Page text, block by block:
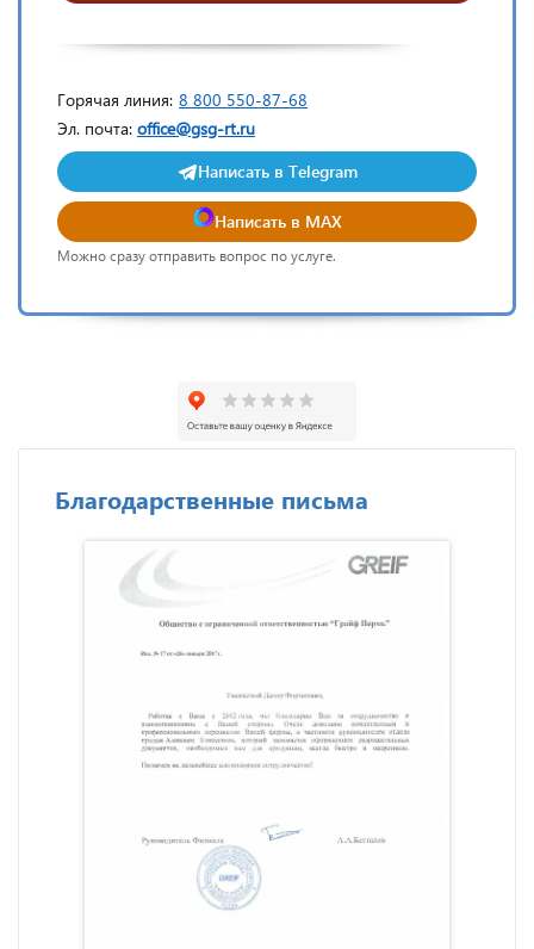
Горячая линия: 8 800 550-87-68
Эл. почта: office@gsg-rt.ru
Написать в Telegram
Написать в MAX
Можно сразу отправить вопрос по услуге.
Благодарственные письма